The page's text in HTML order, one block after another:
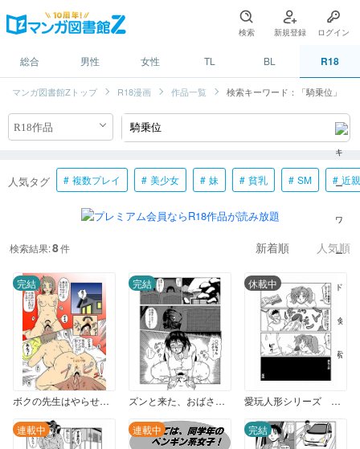
検索 新規登録 ログイン
総合 男性 女性 TL BL R18
マンガ図書館Zトップ R18漫画 作品一覧 検索キーワード：「騎乗位」
人気タグ 複数プレイ 美少女 妹 貧乳 SM 近親
検索結果:8件 新着順 人気順
完結
ボクの先生はやらせてくれる
完結
ズンと来た、おばさんの熱
休載中
愛玩人形シリーズ ぶっかけ丸の場合 第1回から4回まで
連載中 連載中 完結